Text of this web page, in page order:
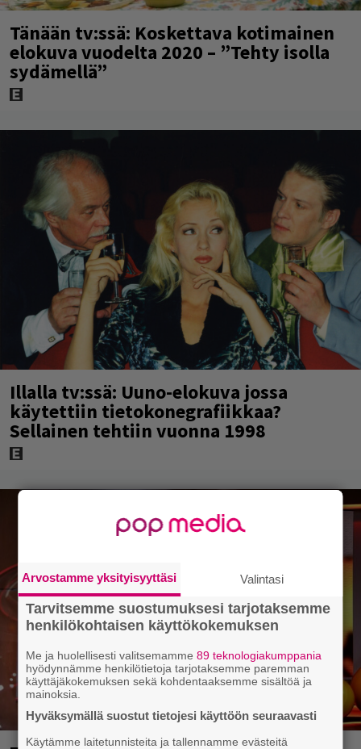
Tänään tv:ssä: Koskettava kotimainen
elokuva vuodelta 2020 – ”Tehty isolla
sydämellä”
Illalla tv:ssä: Uuno-elokuva jossa
käytettiin tietokonegrafiikkaa?
Sellainen tehtiin vuonna 1998
Arvostamme yksityisyyttäsi Valintasi
Tarvitsemme suostumuksesi tarjotaksemme
henkilökohtaisen käyttökokemuksen
Me ja huolellisesti valitsemamme89 teknologiakumppania
hyödynnämme henkilötietoja tarjotaksemme paremman
käyttäjäkokemuksen sekä kohdentaaksemme sisältöä ja
mainoksia.
Hyväksymällä suostut tietojesi käyttöön seuraavasti
Käytämme laitetunnisteita ja tallennamme evästeitä